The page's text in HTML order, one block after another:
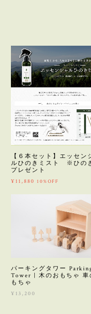
【６本セット】エッセン
ルひのきミスト ※ひの
プレゼント
¥11,880 10%OFF
パーキングタワー
Tower | 木のおもちゃ 車
もちゃ
¥13,200